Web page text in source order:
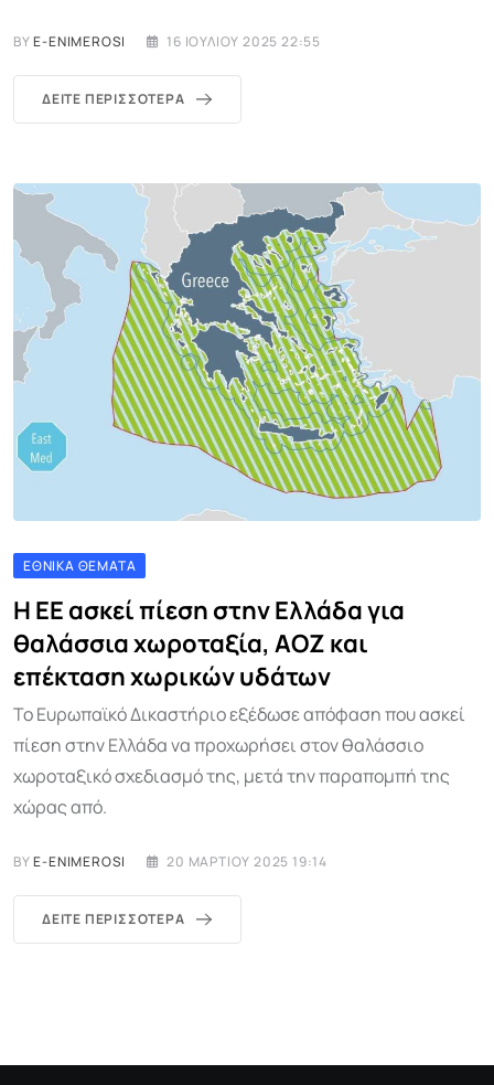
BYE-ENIMEROSI 16 ΙΟΥΛΊΟΥ 2025 22:55
ΔΕΊΤΕ ΠΕΡΙΣΣΌΤΕΡΑ
ΕΘΝΙΚΆ ΘΈΜΑΤΑ
Η ΕΕ ασκεί πίεση στην Ελλάδα για
θαλάσσια χωροταξία, ΑΟΖ και
επέκταση χωρικών υδάτων
Το Ευρωπαϊκό Δικαστήριο εξέδωσε απόφαση που ασκεί
πίεση στην Ελλάδα να προχωρήσει στον θαλάσσιο
χωροταξικό σχεδιασμό της, μετά την παραπομπή της
χώρας από.
BYE-ENIMEROSI 20 ΜΑΡΤΊΟΥ 2025 19:14
ΔΕΊΤΕ ΠΕΡΙΣΣΌΤΕΡΑ